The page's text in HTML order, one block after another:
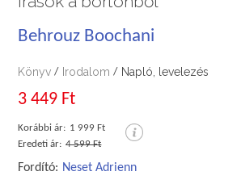
Behrouz Boochani
Könyv / Irodalom / Napló, levelezés
3 449 Ft
Korábbi ár: 1 999 Ft
Eredeti ár: 4 599 Ft
Fordító: Neset Adrienn